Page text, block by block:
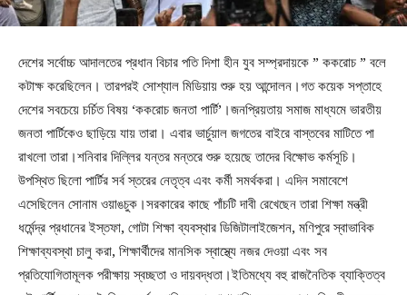
দেশের সর্বোচ্চ আদালতের প্রধান বিচার পতি দিশা হীন যুব সম্প্রদায়কে ” ককরোচ ” বলে
কটাক্ষ করেছিলেন। তারপরই সোশ্যাল মিডিয়ায় শুরু হয় আন্দোলন।গত কয়েক সপ্তাহে
দেশের সবচেয়ে চর্চিত বিষয় ‘ককরোচ জনতা পার্টি’।জনপ্রিয়তায় সমাজ মাধ্যমে ভারতীয়
জনতা পার্টিকেও ছাড়িয়ে যায় তারা। এবার ভার্চুয়াল জগতের বাইরে বাস্তবের মাটিতে পা
রাখলো তারা।শনিবার দিল্লির যন্তর মন্তরে শুরু হয়েছে তাদের বিক্ষোভ কর্মসূচি।
উপস্থিত ছিলো পার্টির সর্ব স্তরের নেতৃত্ব এবং কর্মী সমর্থকরা। এদিন সমাবেশে
এসেছিলেন সোনাম ওয়াঙচুক।সরকারের কাছে পাঁচটি দাবী রেখেছেন তারা শিক্ষা মন্ত্রী
ধর্মেন্দ্র প্রধানের ইস্তফা, গোটা শিক্ষা ব্যবস্থার ডিজিটালাইজেশন, মণিপুরে স্বাভাবিক
শিক্ষাব্যবস্থা চালু করা, শিক্ষার্থীদের মানসিক স্বাস্থ্যে নজর দেওয়া এবং সব
প্রতিযোগিতামূলক পরীক্ষায় স্বচ্ছতা ও দায়বদ্ধতা।ইতিমধ্যে বহু রাজনৈতিক ব্যাক্তিত্ব